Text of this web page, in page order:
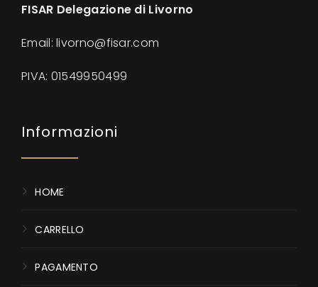
FISAR Delegazione di Livorno
Email: livorno@fisar.com
PIVA: 01549950499
Informazioni
HOME
CARRELLO
PAGAMENTO